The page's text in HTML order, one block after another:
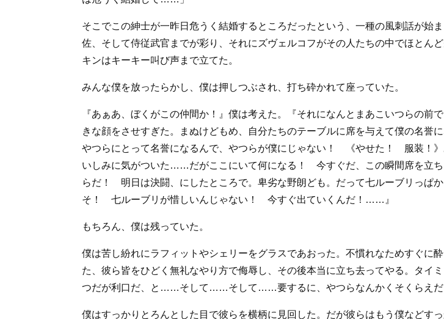
そこでこの紳士が一昨日危うく結婚するところだったという、一種の風刺話が始
佐、そして侍従武官までが彩り、それにズヴェルコフがその人たちの中でほとん
キンはキーキー叫び声まで立てた。
みんな僕を放ったらかし、僕は押しつぶされ、打ち砕かれて座っていた。
『あぁあ、ぼくがこの仲間か！』僕は考えた。『それになんとまあこいつらの
きな顔をさせすぎた。まぬけどもめ、自分たちのテーブルに席を与えて僕の名誉
やつらにとって名誉になるんで、やつらが僕にじゃない！ 《やせた！ 服装！
いしみに気がついた……だがここにいて何になる！ 今すぐだ、この瞬間席を立
らだ！ 明日は決闘、にしたところで。卑劣な野朗ども。だって七ルーブリっぱ
そ！ 七ルーブリが惜しいんじゃない！ 今すぐ出ていくんだ！……』
もちろん、僕は残っていた。
僕は苦し紛れにラフィットやシェリーをグラスであおった。不慣れなためすぐに
た、彼ら皆をひどく無礼なやり方で侮辱し、その後本当に立ち去ってやる。タイ
つだが利口だ、と……そして……そして……要するに、やつらなんかくそくらえだ
僕はすっかりとろんとした目で彼らを横柄に見回した。だが彼らはもう僕などす